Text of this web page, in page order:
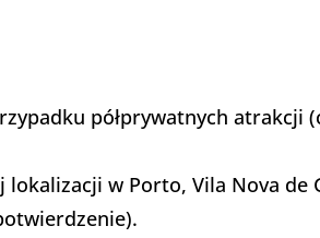
półprywatnych atrakcji
w Porto, Vila Nova de